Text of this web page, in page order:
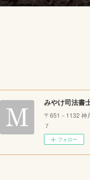
〒651－1132 神
７
フォロー